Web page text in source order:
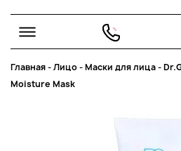
Главная-Лицо-Маски для лица-
Moisture Mask